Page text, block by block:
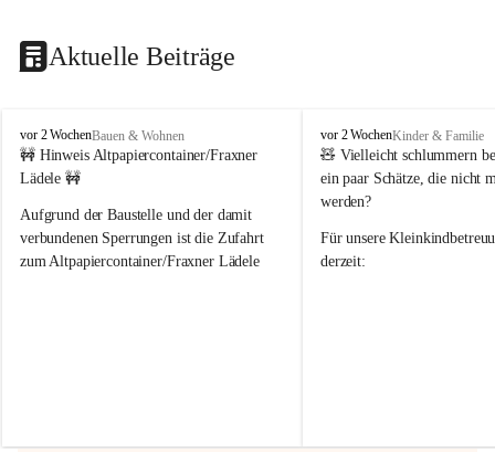
Aktuelle Beiträge
F
r
a
e
r
n
vor 2 WochenBauen & Wohnen
🚧 Hinweis Altpapiercontainer/Fraxner
Lädele 🚧
Aufgrund der Baustelle und der damit
verbundenen Sperrungen ist die Zufahrt
zum Altpapiercontainer/Fraxner Lädele
F
r
a
x
r
n
vor 2 WochenKinder & Familie
🧸 Vielleicht schlummern
ein paar Schätze, die nicht
werden?
Für unsere
derzeit: